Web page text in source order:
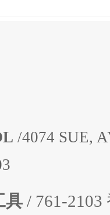
/4074 SUE,
具 / 761-